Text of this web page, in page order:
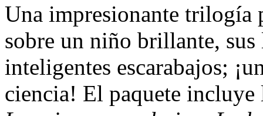
Una impresionante trilogía
sobre un niño brillante,
inteligentes escarabajos;
ciencia! El paquete